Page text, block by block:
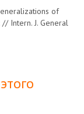
of
Intern. J. General